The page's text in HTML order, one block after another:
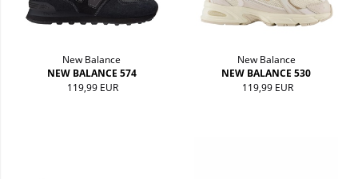
New Balance
NEW BALANCE 574
119,99 EUR
New Balance
NEW BALANCE 530
119,99 EUR